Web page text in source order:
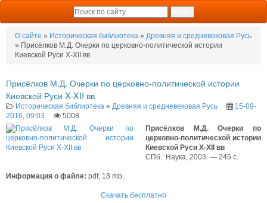
О сайте » Историческая библиотека » Древняя и средневековая Русь
» Присёлков М.Д. Очерки по церковно-политической истории
Киевской Руси X-XII вв
Присёлков М.Д. Очерки по церковно-политической истории
Киевской Руси X-XII вв
Историческая библиотека » Древняя и средневековая Русь
15-09-
2016, 09:03
5008
Присёлков М.Д. Очерки по
церковно-политической истории
Киевской Руси X-XII вв
СПб.: Наука, 2003. — 245 с.
Информация о файле: pdf, 18 mb.
Скачать бесплатно